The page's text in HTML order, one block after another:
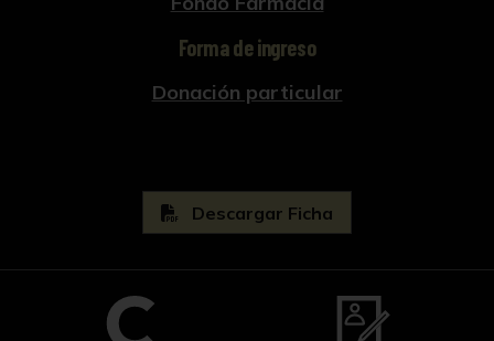
Forma de ingreso
Donación particular
Descargar Ficha